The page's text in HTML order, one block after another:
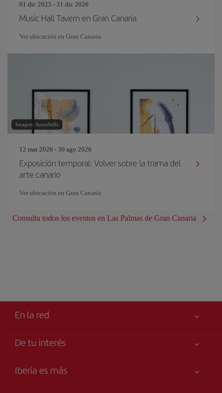
01 dic 2025 - 31 dic 2026
Music Hall Tavern en Gran Canaria
Ver ubicación en Gran Canaria
Imagen: AnnaStills
12 mar 2026 - 30 ago 2026
Exposición temporal: Volver sobre la trama del
arte canario
Ver ubicación en Gran Canaria
Consulta todos los eventos en Las Palmas de Gran Canaria
En la red
De tu interés
Accesibilidad
Iberia es más